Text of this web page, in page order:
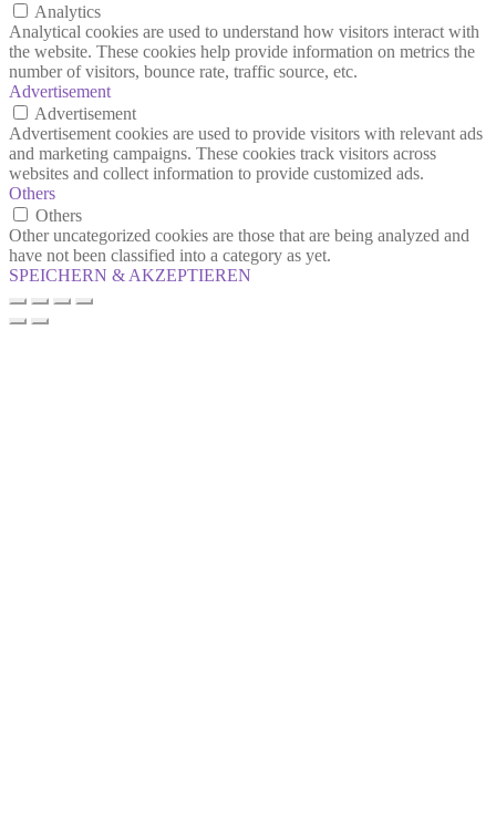
Analytics
Analytical cookies are used to understand how visitors interact with
the website. These cookies help provide information on metrics the
number of visitors, bounce rate, traffic source, etc.
Advertisement
Advertisement
Advertisement cookies are used to provide visitors with relevant ads
and marketing campaigns. These cookies track visitors across
websites and collect information to provide customized ads.
Others
Others
Other uncategorized cookies are those that are being analyzed and
have not been classified into a category as yet.
SPEICHERN & AKZEPTIEREN